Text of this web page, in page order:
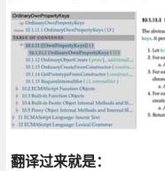
翻译过来就是：